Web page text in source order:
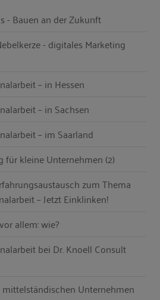
- Bauen an der Zukunft
- digitales Marketing
– in Hessen
– in Sachsen
– im Saarland
für kleine Unternehmen (2)
zum Thema
– Jetzt Einklinken!
allem: wie?
bei Dr. Knoell Consult
Unternehmen